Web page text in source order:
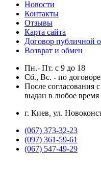
Новости
Контакты
Отзывы
Карта сайта
Договор публичной
Возврат и обмен
Пн.- Пт. с 9 до 18
Сб., Вс. - по
После согласования
выдан в любое время
г. Киев, ул.
(067) 373-32-23
(097) 361-59-61
(067) 547-49-29